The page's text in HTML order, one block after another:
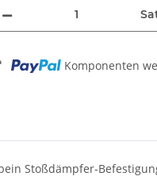
Komponenten
Stoßdämpfer-